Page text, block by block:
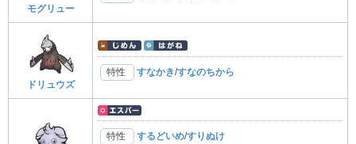
モグリュー
ドリュウズ
特性 すなかき/すなのちから
特性 するどいめ/すりぬけ